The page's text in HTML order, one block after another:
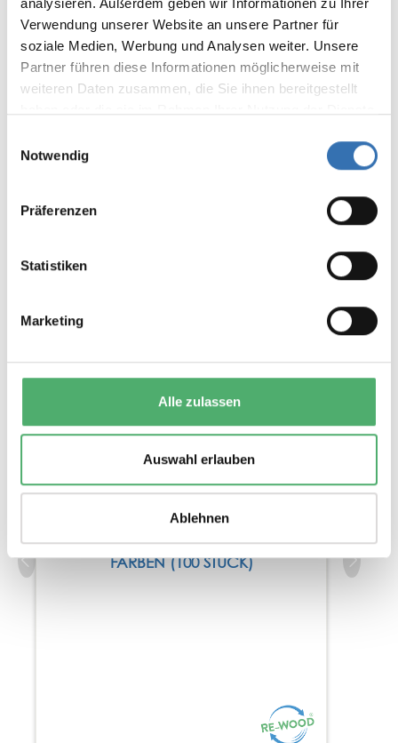
analysieren. Außerdem geben wir Informationen zu Ihrer
Verwendung unserer Website an unsere Partner für
soziale Medien, Werbung und Analysen weiter. Unsere
Partner führen diese Informationen möglicherweise mit
weiteren Daten zusammen, die Sie ihnen bereitgestellt
Notwendig
Präferenzen
Statistiken
Marketing
Alle zulassen
Auswahl erlauben
Ablehnen
Teilen Sie Ihre Erfahrungen mit anderen
Kunden.
Bewertung schreiben
Keine Bewertungen gefunden. Teilen Sie Ihre
RECHENSTÄBE IN 10 MONTESSORI-
FARBEN (100 STÜCK)